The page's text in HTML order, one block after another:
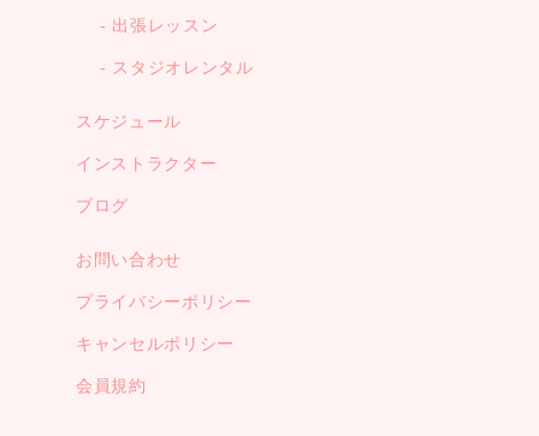
出張レッスン
スタジオレンタル
スケジュール
インストラクター
ブログ
お問い合わせ
プライバシーポリシー
キャンセルポリシー
会員規約